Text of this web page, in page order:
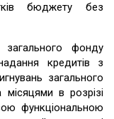
бюджету без
загального фонду
кредитів з
загального
в розрізі
функціональною